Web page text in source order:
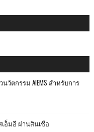
ตกรรม AIEMS สำหรับการ
อ็มอี ผ่านสินเชื่อ